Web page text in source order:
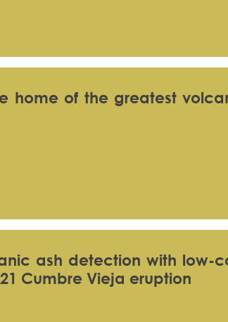
home of the greatest
ash detection with low-
Cumbre Vieja eruption